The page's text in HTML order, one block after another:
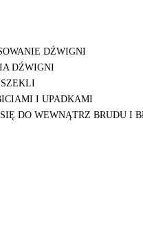
DŹWIGNI
DŹWIGNI
I UPADKAMI
DO WEWNĄTRZ BRUDU I